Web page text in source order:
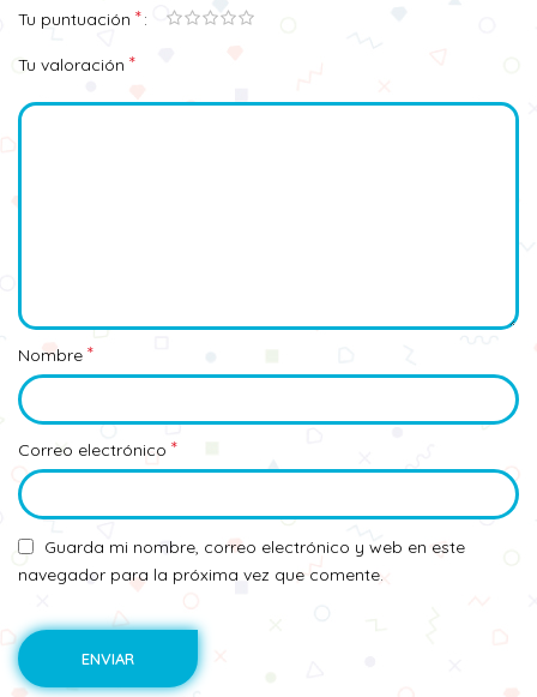
Tu puntuación *
Tu valoración *
Nombre *
Correo electrónico *
Guarda mi nombre, correo electrónico y web en este
navegador para la próxima vez que comente.